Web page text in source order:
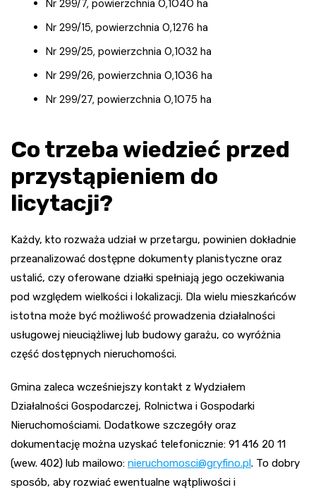
Nr 299/7, powierzchnia 0,1040 ha
Nr 299/15, powierzchnia 0,1276 ha
Nr 299/25, powierzchnia 0,1032 ha
Nr 299/26, powierzchnia 0,1036 ha
Nr 299/27, powierzchnia 0,1075 ha
Co trzeba wiedzieć przed
przystąpieniem do
licytacji?
Każdy, kto rozważa udział w przetargu, powinien dokładnie
przeanalizować dostępne dokumenty planistyczne oraz
ustalić, czy oferowane działki spełniają jego oczekiwania
pod względem wielkości i lokalizacji. Dla wielu mieszkańców
istotna może być możliwość prowadzenia działalności
usługowej nieuciążliwej lub budowy garażu, co wyróżnia
część dostępnych nieruchomości.
Gmina zaleca wcześniejszy kontakt z Wydziałem
Działalności Gospodarczej, Rolnictwa i Gospodarki
Nieruchomościami. Dodatkowe szczegóły oraz
dokumentację można uzyskać telefonicznie: 91 416 20 11
(wew. 402) lub mailowo: nieruchomosci@gryfino.pl. To dobry
sposób, aby rozwiać ewentualne wątpliwości i